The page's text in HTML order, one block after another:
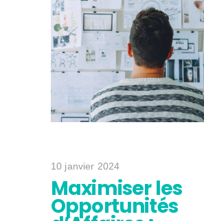
10 janvier 2024
Maximiser les
Opportunités